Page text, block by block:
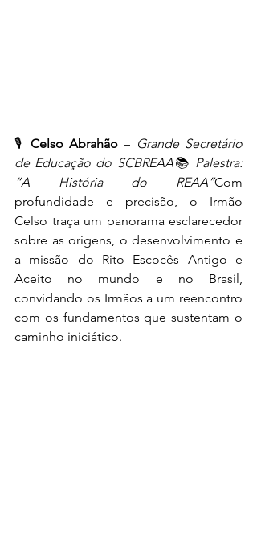
🎙️ Celso Abrahão – Grande Secretário
de Educação do SCBREAA📚 Palestra:
“A História do REAA”Com
profundidade e precisão, o Irmão
Celso traça um panorama esclarecedor
sobre as origens, o desenvolvimento e
a missão do Rito Escocês Antigo e
Aceito no mundo e no Brasil,
convidando os Irmãos a um reencontro
com os fundamentos que sustentam o
caminho iniciático.